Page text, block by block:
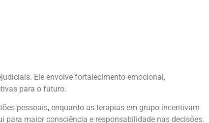
Ele envolve fortalecimento emocional,
para o futuro.
pessoais, enquanto as terapias em grupo incentivam
maior consciência e responsabilidade nas decisões.